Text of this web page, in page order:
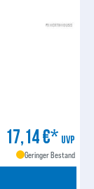
17,14 €* UVP
Geringer Bestand